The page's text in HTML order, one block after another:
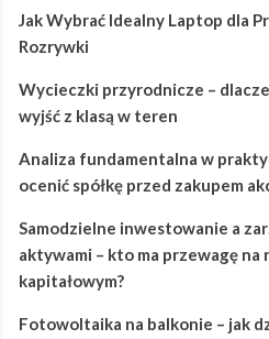
Jak Wybrać Idealny Laptop dla
Rozrywki
Wycieczki przyrodnicze –
wyjść z klasą w teren
Analiza fundamentalna w
ocenić spółkę przed zakupem
Samodzielne inwestowanie a
aktywami – kto ma przewagę na
kapitałowym?
Fotowoltaika na balkonie – jak